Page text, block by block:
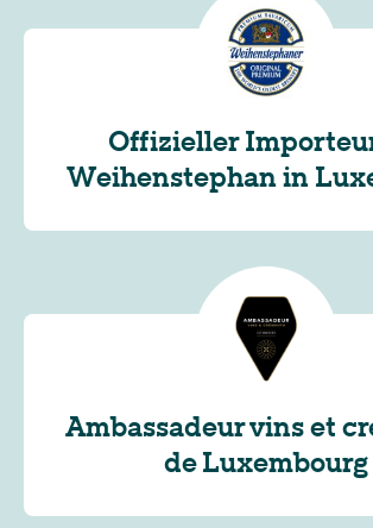
Offizieller
Weihenstephan in
Ambassadeur vins et
de Luxembourg